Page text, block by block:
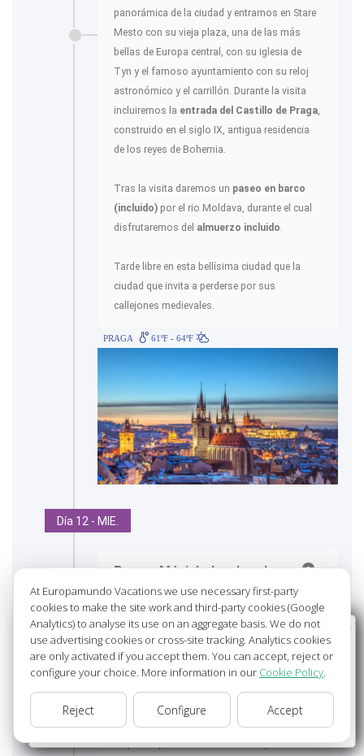
panorámica de la ciudad y entramos en Stare
Mesto con su vieja plaza, una de las más
bellas de Europa central, con su iglesia de
Tyn y el famoso ayuntamiento con su reloj
astronómico y el carrillón. Durante la visita
incluiremos la entrada del Castillo de Praga
construido en el siglo IX, antigua residencia
de los reyes de Bohemia.
Tras la visita daremos un paseo en barco
(incluido) por el rio Moldava, durante el cual
disfrutaremos del almuerzo incluido
Tarde libre en esta bellísima ciudad que la
ciudad que invita a perderse por sus
callejones medievales.
PRAGA 61ºF - 64ºF
Día 12 - MIE.
Praga- Múnich- Innsbruck.-
Distancia realizada: 540 Km.
Paisajes:Agradables paisajes en Bohemia,
Baviera y Tirol.
Baviera, Alemania.
12.45 hrs.- Munich
–Llegada-. Tiempo para
un paseo por su centro histórico y almorzar.
Wellcome to Europamundo Vacations, your in the
international site of:
Bienvenido a Europamundo Vacaciones, está usted en el
sitio internacional de:
USA(en) change/cambiar
At Europamundo Vacations we use necessary first-party
cookies to make the site work and third-party cookies (Google
Analytics) to analyse its use on an aggregate basis. We do not
use advertising cookies or cross-site tracking. Analytics cookies
are only activated if you accept them. You can accept, reject or
configure your choice. More information in our Cookie Policy.
Reject Configure Accept